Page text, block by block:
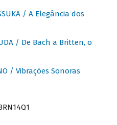
/ A Elegância dos
/ De Bach a Britten, o
/ Vibrações Sonoras